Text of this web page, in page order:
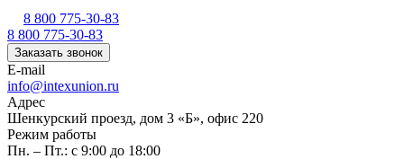
8 800 775-30-83
8 800 775-30-83
Заказать звонок
E-mail
info@intexunion.ru
Адрес
Шенкурский проезд, дом 3 «Б», офис 220
Режим работы
Пн. – Пт.: с 9:00 до 18:00